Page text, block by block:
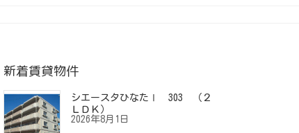
新着賃貸物件
シエースタひなたⅠ 303 （２
ＬＤＫ）
2026年8月1日